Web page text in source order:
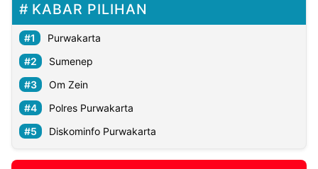
KABAR PILIHAN
Purwakarta
Sumenep
Om Zein
Polres Purwakarta
Diskominfo Purwakarta